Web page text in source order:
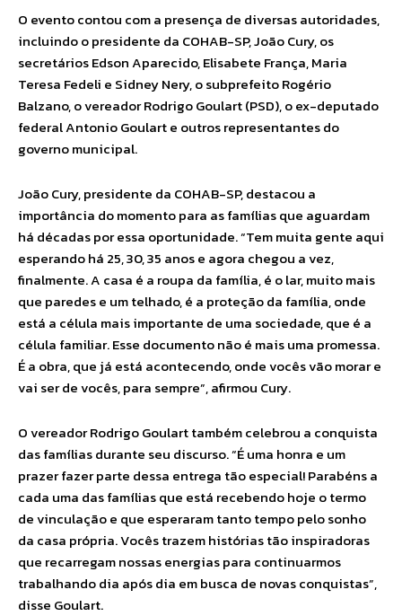
O evento contou com a presença de diversas autoridades,
incluindo o presidente da COHAB-SP, João Cury, os
secretários Edson Aparecido, Elisabete França, Maria
Teresa Fedeli e Sidney Nery, o subprefeito Rogério
Balzano, o vereador Rodrigo Goulart (PSD), o ex-deputado
federal Antonio Goulart e outros representantes do
governo municipal.
João Cury, presidente da COHAB-SP, destacou a
importância do momento para as famílias que aguardam
há décadas por essa oportunidade. “Tem muita gente aqui
esperando há 25, 30, 35 anos e agora chegou a vez,
finalmente. A casa é a roupa da família, é o lar, muito mais
que paredes e um telhado, é a proteção da família, onde
está a célula mais importante de uma sociedade, que é a
célula familiar. Esse documento não é mais uma promessa.
É a obra, que já está acontecendo, onde vocês vão morar e
vai ser de vocês, para sempre”, afirmou Cury.
O vereador Rodrigo Goulart também celebrou a conquista
das famílias durante seu discurso. “É uma honra e um
prazer fazer parte dessa entrega tão especial! Parabéns a
cada uma das famílias que está recebendo hoje o termo
de vinculação e que esperaram tanto tempo pelo sonho
da casa própria. Vocês trazem histórias tão inspiradoras
que recarregam nossas energias para continuarmos
trabalhando dia após dia em busca de novas conquistas”,
disse Goulart.